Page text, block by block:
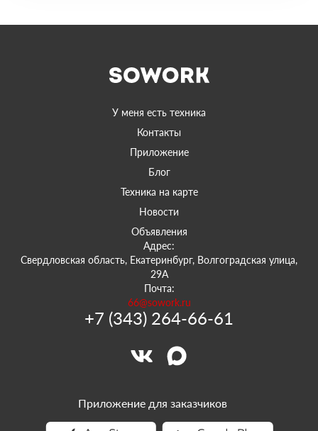
У меня есть техника
Контакты
Приложение
Блог
Техника на карте
Новости
Объявления
Адрес:
Свердловская область, Екатеринбург, Волгоградская улица,
29А
Почта:
66@sowork.ru
+7 (343) 264-66-61
Приложение для заказчиков